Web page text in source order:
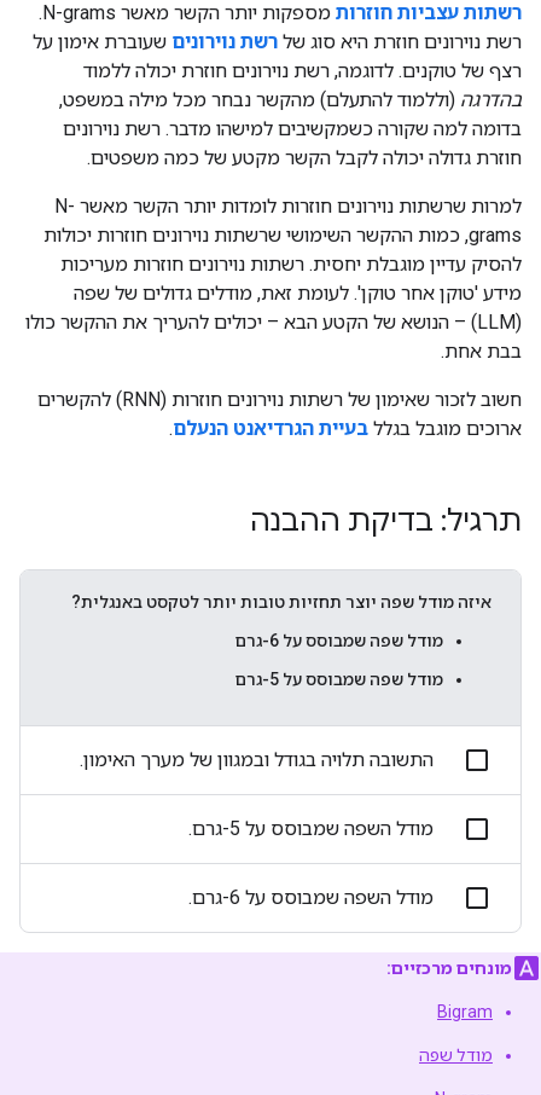
רשתות עצביות חוזרות
מספקות יותר הקשר מאשר N-grams.
רשת נוירונים חוזרת היא סוג של רשת נוירונים שעוברת אימון על
רצף של טוקנים. לדוגמה, רשת נוירונים חוזרת יכולה ללמוד
בהדרגה (וללמוד להתעלם) מהקשר נבחר מכל מילה במשפט,
בדומה למה שקורה כשמקשיבים למישהו מדבר. רשת נוירונים
חוזרת גדולה יכולה לקבל הקשר מקטע של כמה משפטים.
למרות שרשתות נוירונים חוזרות לומדות יותר הקשר מאשר N-
grams, כמות ההקשר השימושי שרשתות נוירונים חוזרות יכולות
להסיק עדיין מוגבלת יחסית. רשתות נוירונים חוזרות מעריכות
מידע 'טוקן אחר טוקן'. לעומת זאת, מודלים גדולים של שפה
(LLM) – הנושא של הקטע הבא – יכולים להעריך את ההקשר כולו
בבת אחת.
חשוב לזכור שאימון של רשתות נוירונים חוזרות (RNN) להקשרים
ארוכים מוגבל בגלל בעיית הגרדיאנט הנעלם.
תרגיל: בדיקת ההבנה
איזה מודל שפה יוצר תחזיות טובות יותר לטקסט באנגלית?
מודל שפה שמבוסס על 6-גרם
מודל שפה שמבוסס על 5-גרם
התשובה תלויה בגודל ובמגוון של מערך האימון.
מודל השפה שמבוסס על 5-גרם.
מודל השפה שמבוסס על 6-גרם.
מונחים מרכזיים:
Bigram
מודל שפה